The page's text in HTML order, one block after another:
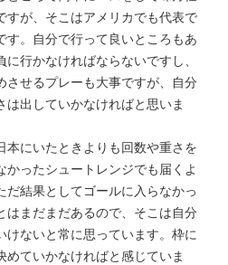
すが、そこはアメリカでも代表で
す。自分で行って良いところもあ
行かなければならないですし、
させるプレーも大事ですが、自分
出していかなければと思いま
本にいたときよりも回数や重さを
ったシュートレンジでも届くよ
だ結果としてゴールに入らなかっ
はまだまだあるので、そこは自分
ないと常に思っています。枠に
ていかなければと感じていま